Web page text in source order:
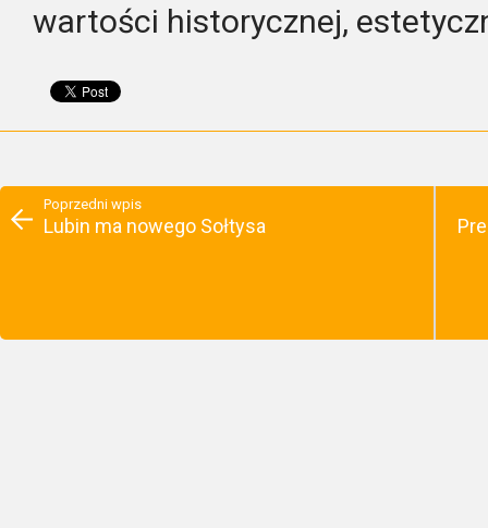
wartości historycznej,
Poprzedni wpis
Lubin ma nowego Sołtysa